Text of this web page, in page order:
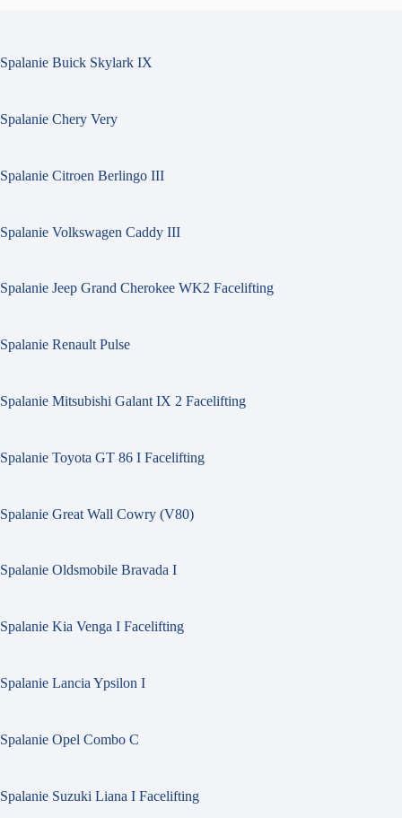
Spalanie Buick Skylark IX
Spalanie Chery Very
Spalanie Citroen Berlingo III
Spalanie Volkswagen Caddy III
Spalanie Jeep Grand Cherokee WK2 Facelifting
Spalanie Renault Pulse
Spalanie Mitsubishi Galant IX 2 Facelifting
Spalanie Toyota GT 86 I Facelifting
Spalanie Great Wall Cowry (V80)
Spalanie Oldsmobile Bravada I
Spalanie Kia Venga I Facelifting
Spalanie Lancia Ypsilon I
Spalanie Opel Combo C
Spalanie Suzuki Liana I Facelifting